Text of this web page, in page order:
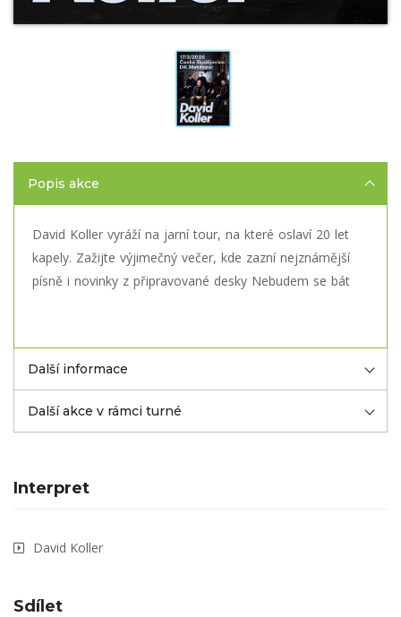
Popis akce
David Koller vyráží na jarní tour, na které oslaví 20 let
kapely. Zažijte výjimečný večer, kde zazní nejznámější
písně i novinky z připravované desky Nebudem se bát
Další informace
Další akce v rámci turné
Interpret
David Koller
Sdílet